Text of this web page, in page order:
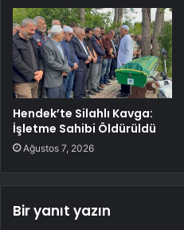
Hendek’te Silahlı Kavga:
İşletme Sahibi Öldürüldü
Ağustos 7, 2026
Bir yanıt yazın